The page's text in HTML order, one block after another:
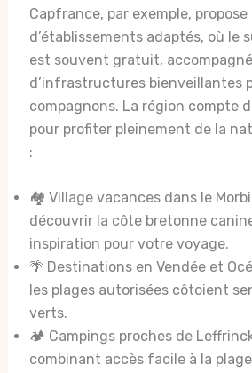
Capfrance, par exemple,
d’établissements adaptés, où le
est souvent gratuit,
d’infrastructures bienveillantes
compagnons. La région compte
pour profiter pleinement de la
:
🏘️ Village vacances dans le
découvrir la côte bretonne
inspiration pour votre voyage.
🌴 Destinations en Vendée et
les plages autorisées côtoient
verts.
🏕️ Campings proches de
combinant accès facile à la